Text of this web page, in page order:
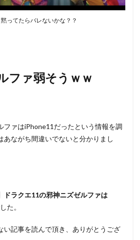
黙ってたらバレないかな？？
ファ弱そうｗｗ
ファはiPhone11だったという情報を調
あながち間違いでないと分かりまし
ドラクエ11の邪神ニズゼルファは
た。
い記事を読んで頂き、ありがとうござ